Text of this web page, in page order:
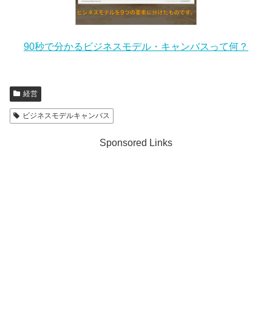
90秒で分かるビジネスモデル・キャンバスって何？
経営
ビジネスモデルキャンバス
Sponsored Links